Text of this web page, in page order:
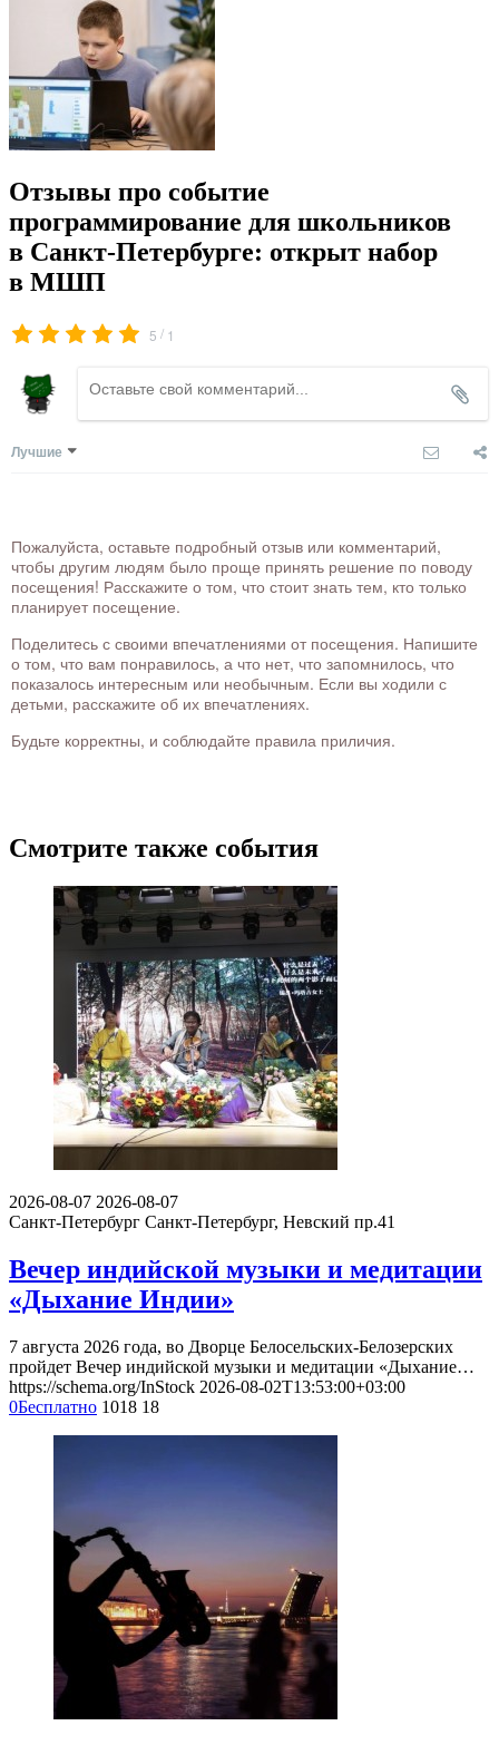
Отзывы про событие
программирование для школьников
в Санкт-Петербурге: открыт набор
в МШП
5 / 1
Лучшие
Пожалуйста, оставьте подробный отзыв или комментарий,
чтобы другим людям было проще принять решение по поводу
посещения! Расскажите о том, что стоит знать тем, кто только
планирует посещение.
Поделитесь с своими впечатлениями от посещения. Напишите
о том, что вам понравилось, а что нет, что запомнилось, что
показалось интересным или необычным. Если вы ходили с
детьми, расскажите об их впечатлениях.
Будьте корректны, и соблюдайте правила приличия.
Смотрите также события
2026-08-07 2026-08-07
Санкт-Петербург Санкт-Петербург, Невский пр.41
Вечер индийской музыки и медитации
«Дыхание Индии»
7 августа 2026 года, во Дворце Белосельских-Белозерских
пройдет Вечер индийской музыки и медитации «Дыхание…
https://schema.org/InStock 2026-08-02T13:53:00+03:00
0Бесплатно 1018 18